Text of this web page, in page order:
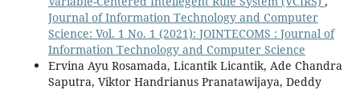
Journal of Information Technology and Computer
Science: Vol. 1 No. 1 (2021): JOINTECOMS : Journal of
Information Technology and Computer Science
Ervina Ayu Rosamada, Licantik Licantik, Ade Chandra
Saputra, Viktor Handrianus Pranatawijaya, Deddy